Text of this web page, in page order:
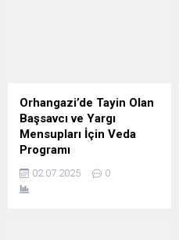
Orhangazi’de Tayin Olan
Başsavcı ve Yargı
Mensupları İçin Veda
Programı
02.07.2025 0